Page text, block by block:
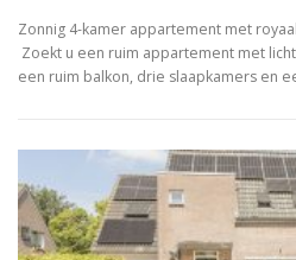
Zonnig 4-kamer appartement met
Zoekt u een ruim appartement met
een ruim balkon, drie slaapkamers en